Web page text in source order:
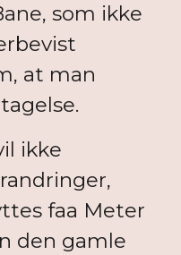
som ikke
at man
ikke
faa Meter
den gamle